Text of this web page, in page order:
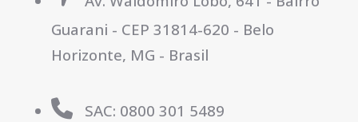
Guarani - CEP 31814-620 - Belo
Horizonte, MG - Brasil
SAC: 0800 301 5489